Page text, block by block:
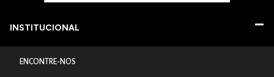
INSTITUCIONAL
ENCONTRE-NOS